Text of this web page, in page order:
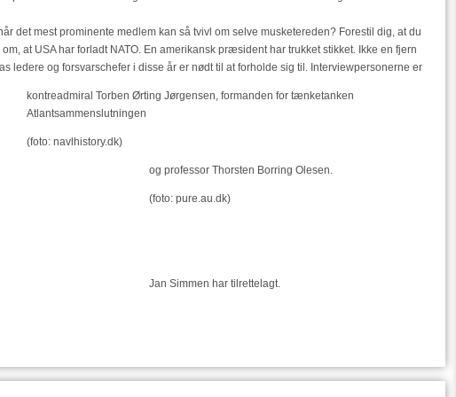
det mest prominente medlem kan så tvivl om selve musketereden? Forestil dig, at du
at USA har forladt NATO. En amerikansk præsident har trukket stikket. Ikke en fjern
ledere og forsvarschefer i disse år er nødt til at forholde sig til. Interviewpersonerne er
kontreadmiral Torben Ørting Jørgensen, formanden for tænketanken
Atlantsammenslutningen
(foto: navlhistory.dk)
og professor Thorsten Borring Olesen.
(foto: pure.au.dk)
Jan Simmen har tilrettelagt.